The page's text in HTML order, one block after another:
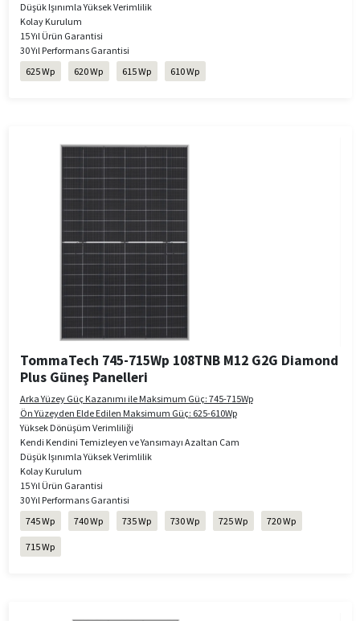
Düşük Işınımla Yüksek Verimlilik
Kolay Kurulum
15 Yıl Ürün Garantisi
30 Yıl Performans Garantisi
625 Wp
620 Wp 615 Wp 610 Wp
TommaTech 745-715Wp 108TNB M12 G2G Diamond
Plus Güneş Panelleri
Arka Yüzey Güç Kazanımı ile Maksimum Güç: 745-715Wp
Ön Yüzeyden Elde Edilen Maksimum Güç: 625-610Wp
Yüksek Dönüşüm Verimliliği
Kendi Kendini Temizleyen ve Yansımayı Azaltan Cam
Düşük Işınımla Yüksek Verimlilik
Kolay Kurulum
15 Yıl Ürün Garantisi
30 Yıl Performans Garantisi
745 Wp
740 Wp 735 Wp 730 Wp 725 Wp 720 Wp
715 Wp